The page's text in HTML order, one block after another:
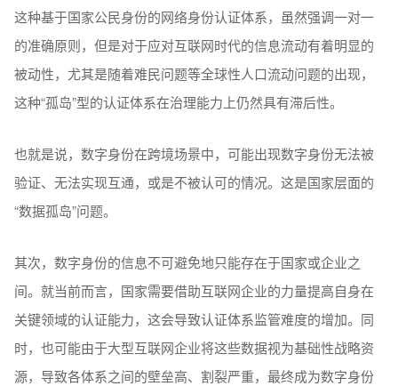
这种基于国家公民身份的网络身份认证体系，虽然强调一对一
的准确原则，但是对于应对互联网时代的信息流动有着明显的
被动性，尤其是随着难民问题等全球性人口流动问题的出现，
这种“孤岛”型的认证体系在治理能力上仍然具有滞后性。
也就是说，数字身份在跨境场景中，可能出现数字身份无法被
验证、无法实现互通，或是不被认可的情况。这是国家层面的
“数据孤岛”问题。
其次，数字身份的信息不可避免地只能存在于国家或企业之
间。就当前而言，国家需要借助互联网企业的力量提高自身在
关键领域的认证能力，这会导致认证体系监管难度的增加。同
时，也可能由于大型互联网企业将这些数据视为基础性战略资
源，导致各体系之间的壁垒高、割裂严重，最终成为数字身份